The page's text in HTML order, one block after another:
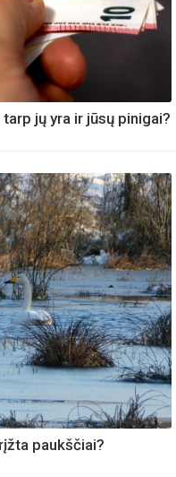
jų yra ir jūsų pinigai?
paukščiai?